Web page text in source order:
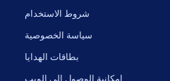
شروط الاستخدام
سياسة الخصوصية
بطاقات الهدايا